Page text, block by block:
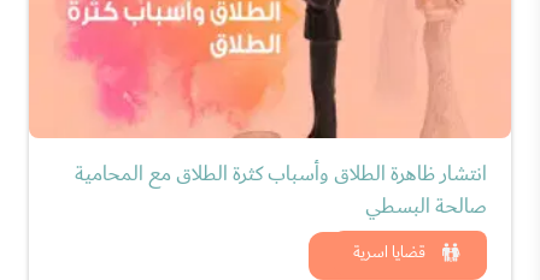
قضايا اسرية
انتشار ظاهرة الطلاق وأسباب كثرة الطلاق مع المحامية
صالحة البسطي
شاهد الان